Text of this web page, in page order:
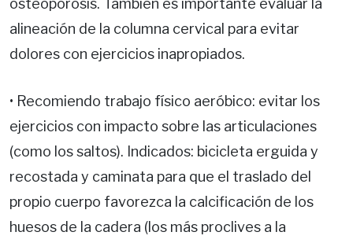
osteoporosis. También es importante evaluar la
alineación de la columna cervical para evitar
dolores con ejercicios inapropiados.
• Recomiendo trabajo físico aeróbico: evitar los
ejercicios con impacto sobre las articulaciones
(como los saltos). Indicados: bicicleta erguida y
recostada y caminata para que el traslado del
propio cuerpo favorezca la calcificación de los
huesos de la cadera (los más proclives a la